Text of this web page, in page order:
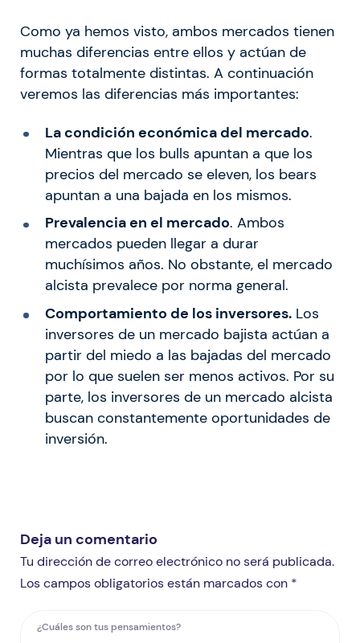
Como ya hemos visto, ambos mercados tienen
muchas diferencias entre ellos y actúan de
formas totalmente distintas. A continuación
veremos las diferencias más importantes:
La condición económica del mercado.
Mientras que los bulls apuntan a que los
precios del mercado se eleven, los bears
apuntan a una bajada en los mismos.
Prevalencia en el mercado. Ambos
mercados pueden llegar a durar
muchísimos años. No obstante, el mercado
alcista prevalece por norma general.
Comportamiento de los inversores.Los
inversores de un mercado bajista actúan a
partir del miedo a las bajadas del mercado
por lo que suelen ser menos activos. Por su
parte, los inversores de un mercado alcista
buscan constantemente oportunidades de
inversión.
Deja un comentario
Tu dirección de correo electrónico no será publicada.
Los campos obligatorios están marcados con *